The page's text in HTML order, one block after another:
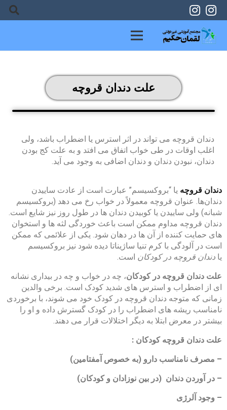
علت دندان قروچه
دندان قروچه می تواند در اثر استرس یا اضطراب باشد، ولی
اغلب اوقات در طی خواب اتفاق می افتد و به علت کج بودن
دندان، نبودن دندان و دندان اضافی به وجود می آید.
دندان قروچه یا “بروکسیسم” عبارت است از عادت ساییدن
دندان‌ها. عنوان قروچه معمولاً در خواب رخ می دهد (بروکسیسم
شبانه) ولی ساییدن یا کوبیدن دندان ها در طول روز نیز شایع است.
دندان قروچه مداوم ممکن است باعث خوردگی لثه ها و استخوان
های حمایت کننده از آن ها در دهان شود. یکی از علائمی که ممکن
است در آلودگی با کرم تنیا ساژیناتا دیده شود نیز بروکسیسم
یا دندان قروچه در کودکان است.
علت دندان قروچه در کودکان، چه در خواب و چه در بیداری نشانه
ای از اضطراب و استرس های شدید کودک است. برخی والدین
زمانی که متوجه دندان قروچه در کودک خود می شوند، با برخوردی
نامناسب ریشه های اضطراب را در کودک گسترش داده و او را
بیشتر در معرض ابتلا به دیگر اختلالات قرار می دهند.
علت دندان قروچه کودکان :
– مصرف نامناسب دارو (به خصوص آمفتامین)
– در آوردن دندان (در بین نوزادان و کودکان)
– وجود آلرژی